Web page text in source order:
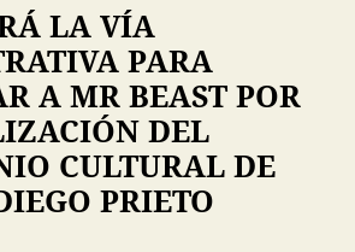
LA VÍA
PARA
A MR BEAST POR
DEL
CULTURAL DE
PRIETO